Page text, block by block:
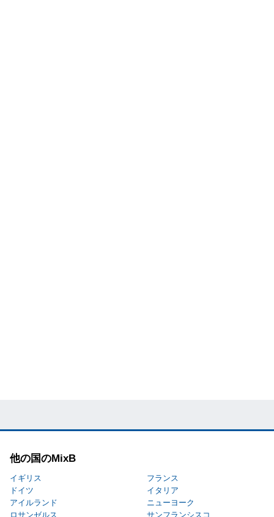
他の国のMixB
イギリス
フランス
ドイツ
イタリア
アイルランド
ニューヨーク
ロサンゼルス
サンフランシスコ